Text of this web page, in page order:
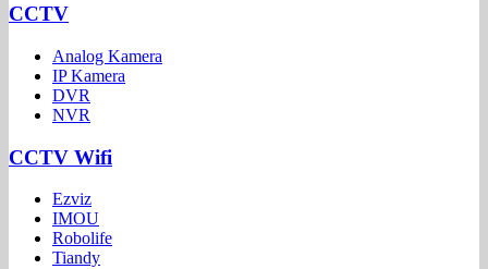
CCTV
Analog Kamera
IP Kamera
DVR
NVR
CCTV Wifi
Ezviz
IMOU
Robolife
Tiandy